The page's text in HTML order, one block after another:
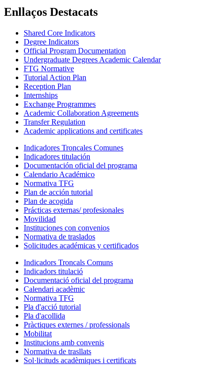
Enllaços Destacats
Shared Core Indicators
Degree Indicators
Official Program Documentation
Undergraduate Degrees Academic Calendar
FTG Normative
Tutorial Action Plan
Reception Plan
Internships
Exchange Programmes
Academic Collaboration Agreements
Transfer Regulation
Academic applications and certificates
Indicadores Troncales Comunes
Indicadores titulación
Documentación oficial del programa
Calendario Académico
Normativa TFG
Plan de acción tutorial
Plan de acogida
Prácticas externas/ profesionales
Movilidad
Instituciones con convenios
Normativa de traslados
Solicitudes académicas y certificados
Indicadors Troncals Comuns
Indicadors titulació
Documentació oficial del programa
Calendari acadèmic
Normativa TFG
Pla d'acció tutorial
Pla d'acollida
Pràctiques externes / professionals
Mobilitat
Institucions amb convenis
Normativa de trasllats
Sol·licituds acadèmiques i certificats